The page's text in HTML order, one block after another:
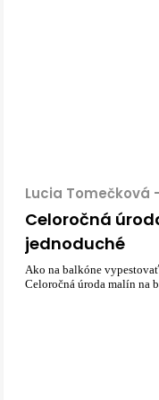
Lucia Tomečková
Celoročná
jednoduché
Ako na balkóne
Celoročná úroda malín na